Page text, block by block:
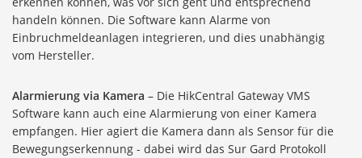
handeln können. Die Software kann Alarme von
Einbruchmeldeanlagen integrieren, und dies unabhängig
vom Hersteller.
Alarmierung via Kamera – Die HikCentral Gateway VMS
Software kann auch eine Alarmierung von einer Kamera
empfangen. Hier agiert die Kamera dann als Sensor für die
Bewegungserkennung - dabei wird das Sur Gard Protokoll